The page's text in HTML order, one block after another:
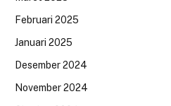
Februari 2025
Januari 2025
Desember 2024
November 2024